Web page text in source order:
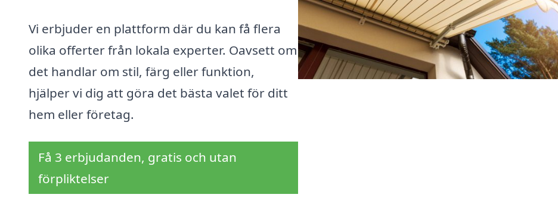
Vi erbjuder en plattform där du kan få flera
olika offerter från lokala experter. Oavsett om
det handlar om stil, färg eller funktion,
hjälper vi dig att göra det bästa valet för ditt
hem eller företag.
Få 3 erbjudanden, gratis och utan
förpliktelser